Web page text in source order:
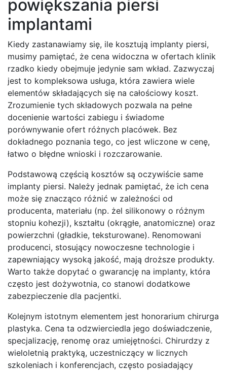
powiększania piersi
implantami
Kiedy zastanawiamy się, ile kosztują implanty piersi,
musimy pamiętać, że cena widoczna w ofertach klinik
rzadko kiedy obejmuje jedynie sam wkład. Zazwyczaj
jest to kompleksowa usługa, która zawiera wiele
elementów składających się na całościowy koszt.
Zrozumienie tych składowych pozwala na pełne
docenienie wartości zabiegu i świadome
porównywanie ofert różnych placówek. Bez
dokładnego poznania tego, co jest wliczone w cenę,
łatwo o błędne wnioski i rozczarowanie.
Podstawową częścią kosztów są oczywiście same
implanty piersi. Należy jednak pamiętać, że ich cena
może się znacząco różnić w zależności od
producenta, materiału (np. żel silikonowy o różnym
stopniu kohezji), kształtu (okrągłe, anatomiczne) oraz
powierzchni (gładkie, teksturowane). Renomowani
producenci, stosujący nowoczesne technologie i
zapewniający wysoką jakość, mają droższe produkty.
Warto także dopytać o gwarancję na implanty, która
często jest dożywotnia, co stanowi dodatkowe
zabezpieczenie dla pacjentki.
Kolejnym istotnym elementem jest honorarium chirurga
plastyka. Cena ta odzwierciedla jego doświadczenie,
specjalizację, renomę oraz umiejętności. Chirurdzy z
wieloletnią praktyką, uczestniczący w licznych
szkoleniach i konferencjach, często posiadający